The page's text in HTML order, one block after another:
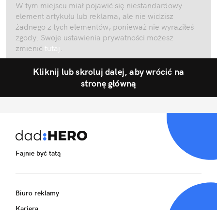
W tym miejscu miał pojawić się niestandardowy
element artykułu lub reklama, ale nie widzisz
żadnego z tych elementów, ponieważ nie wyraziłeś
zgody. Swoje ustawienia prywatności możesz
zmienić tutaj .
Kliknij lub skroluj dalej, aby wrócić na
stronę główną
Fajnie być tatą
Biuro reklamy